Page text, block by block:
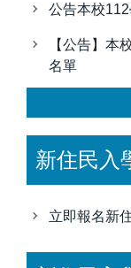
公告本校
【公告】本
名單
新住民入
立即報名新